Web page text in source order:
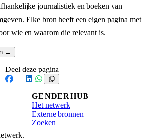
journalistiek en boeken van
Elke bron heeft een eigen pagina met
wie en waarom die relevant is.
→
Deel deze pagina
GENDERHUB
Het netwerk
Externe bronnen
Zoeken